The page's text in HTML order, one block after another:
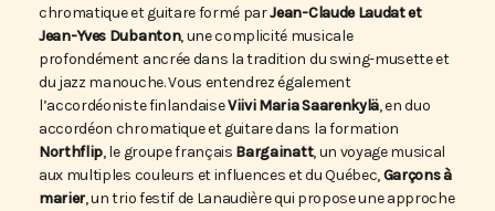
chromatique et guitare formé parJean-Claude Laudat et
Jean-Yves Dubanton, une complicité musicale
profondément ancrée dans la tradition du swing-musette et
du jazz manouche. Vous entendrez également
l’accordéoniste finlandaiseViivi Maria Saarenkylä, en duo
accordéon chromatique et guitare dans la formation
Northflip, le groupe français Bargainatt, un voyage musical
aux multiples couleurs et influences et du Québec,Garçons à
marier, un trio festif de Lanaudière qui propose une approche